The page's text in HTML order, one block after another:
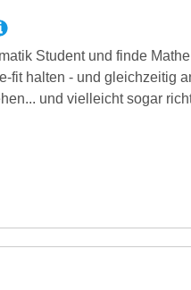
Student und finde
fit halten - und gleichzeitig
und vielleicht sogar